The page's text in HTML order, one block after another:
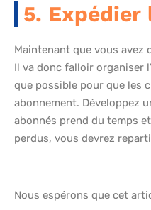
5. Expédier
Maintenant que vous avez
Il va donc falloir organiser
que possible pour que les
abonnement. Développez
abonnés prend du temps
perdus, vous devrez
Nous espérons que cet